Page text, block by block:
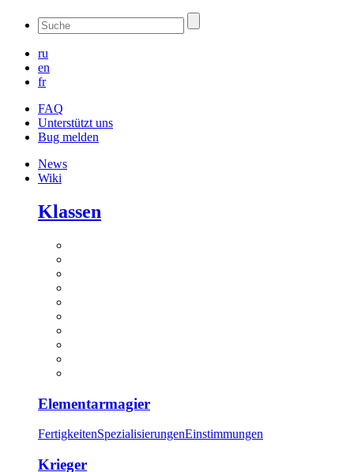
ru
en
fr
FAQ
Unterstützt uns
Bug melden
News
Wiki
Klassen
Elementarmagier
FertigkeitenSpezialisierungenEinstimmungen
Krieger